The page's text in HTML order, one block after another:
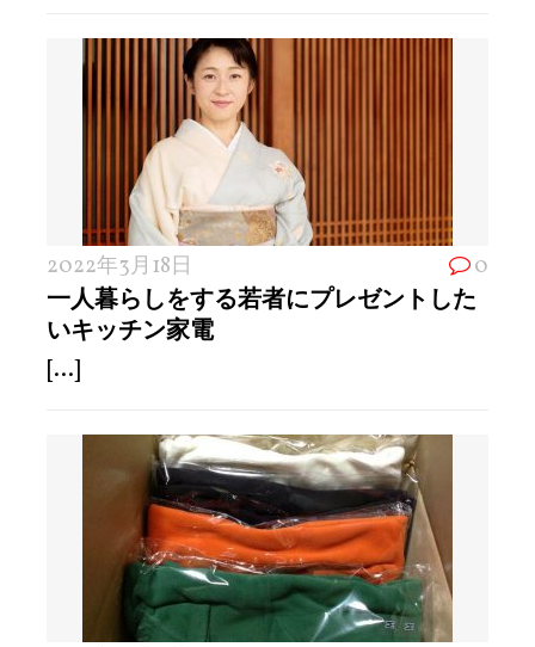
2022年3月18日 0
一人暮らしをする若者にプレゼントした
いキッチン家電
[...]